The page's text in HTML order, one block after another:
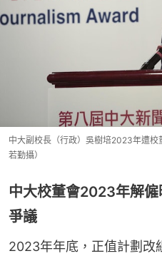
中大副校長（行政）吳樹培2023年遭
若勤攝）
中大校董會2023年解僱
爭議
2023年年底，正值計劃改